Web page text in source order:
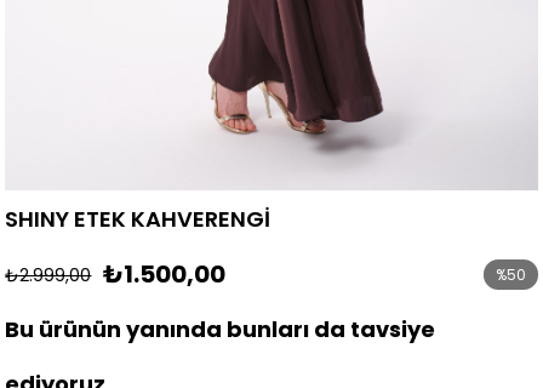
SHINY ETEK KAHVERENGİ
₺2.999,00 ₺1.500,00 %50
Bu ürünün yanında bunları da tavsiye